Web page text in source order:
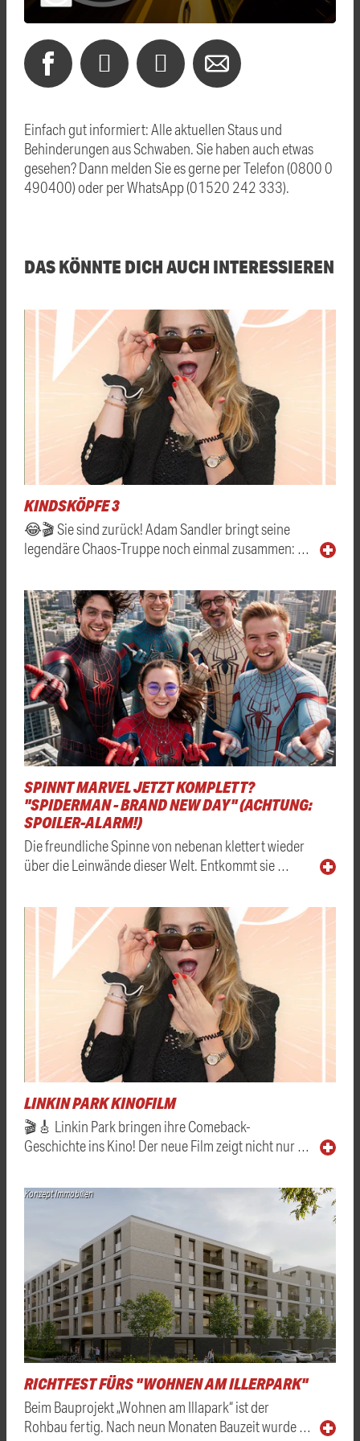
Einfach gut informiert: Alle aktuellen Staus und
Behinderungen aus Schwaben. Sie haben auch etwas
gesehen? Dann melden Sie es gerne per Telefon (0800 0
490400) oder per WhatsApp (01520 242 333).
DAS KÖNNTE DICH AUCH INTERESSIEREN
KINDSKÖPFE 3
😂🎬 Sie sind zurück! Adam Sandler bringt seine
legendäre Chaos-Truppe noch einmal zusammen: …
SPINNT MARVEL JETZT KOMPLETT?
"SPIDERMAN - BRAND NEW DAY" (ACHTUNG:
SPOILER-ALARM!)
Die freundliche Spinne von nebenan klettert wieder
über die Leinwände dieser Welt. Entkommt sie …
LINKIN PARK KINOFILM
🎬🎸 Linkin Park bringen ihre Comeback-
Geschichte ins Kino! Der neue Film zeigt nicht nur …
Konzept Immobilien
RICHTFEST FÜRS "WOHNEN AM ILLERPARK"
Beim Bauprojekt „Wohnen am Illapark“ ist der
Rohbau fertig. Nach neun Monaten Bauzeit wurde …